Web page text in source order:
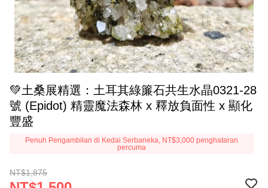
💚土桑展精選：土耳其綠簾石共生水晶0321-28
號 (Epidot) 精靈魔法森林 x 釋放負面性 x 顯化
豐盛
Penuh Pengambilan di Kedai Serbaneka, NT$3,000 penghataran
percuma
NT$1,875